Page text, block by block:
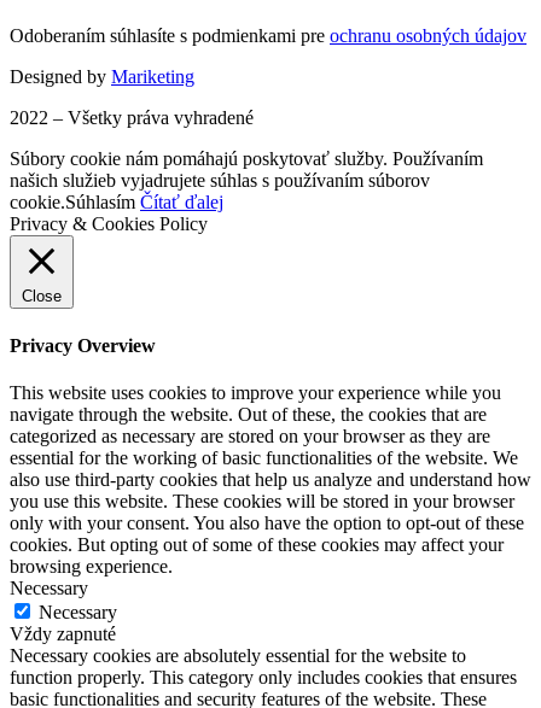
Odoberaním súhlasíte s podmienkami pre ochranu osobných údajov
Designed by Mariketing
2022 – Všetky práva vyhradené
Súbory cookie nám pomáhajú poskytovať služby. Používaním
našich služieb vyjadrujete súhlas s používaním súborov
cookie.Súhlasím Čítať ďalej
Privacy & Cookies Policy
Close
Privacy Overview
This website uses cookies to improve your experience while you
navigate through the website. Out of these, the cookies that are
categorized as necessary are stored on your browser as they are
essential for the working of basic functionalities of the website. We
also use third-party cookies that help us analyze and understand how
you use this website. These cookies will be stored in your browser
only with your consent. You also have the option to opt-out of these
cookies. But opting out of some of these cookies may affect your
browsing experience.
Necessary
Necessary
Vždy zapnuté
Necessary cookies are absolutely essential for the website to
function properly. This category only includes cookies that ensures
basic functionalities and security features of the website. These